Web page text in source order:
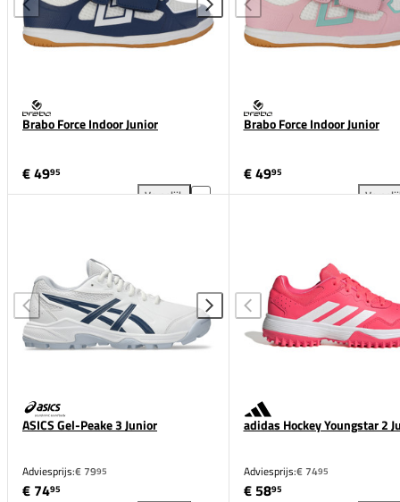
Brabo Force Indoor Junior
€ 4995
Vergelijk
Brabo Force Indoor Junior
€ 4995
ASICS Gel-Peake 3 Junior
Adviesprijs:€ 7995
€ 7495
adidas Hockey Youngstar 2
Adviesprijs:€ 7495
€ 5895